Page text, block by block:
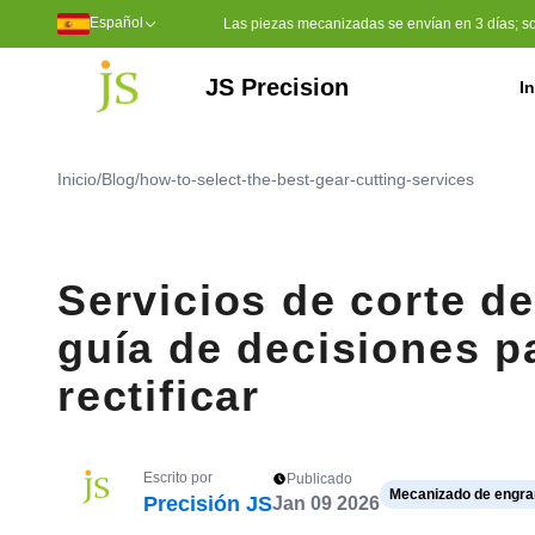
Español Las piezas mecanizadas se envían en 3 días;
JS Precision
Inicio/Blog/how-to-select-the-best-gear-cutting-services
Servicios de corte
guía de decisiones
rectificar
Escrito por
Precisión JS
Publicado
Jan 09 2026 Mecanizado de